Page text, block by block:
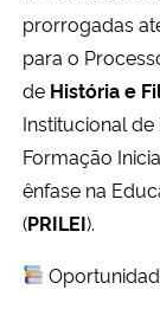
Ministério da Ciência,
Ministério do Meio
prorrogadas
para o
de História e
Institucional
Formação
ênfase na
(PRILEI).